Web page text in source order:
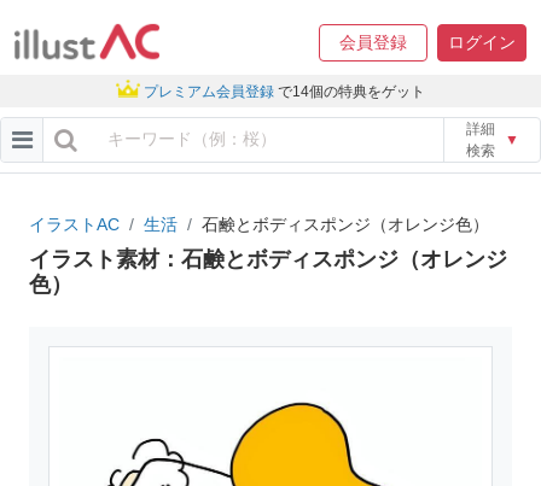
会員登録 ログイン
プレミアム会員登録 で14個の特典をゲット
詳細
検索
▼
イラストAC 生活 石鹸とボディスポンジ（オレンジ色）
イラスト素材：石鹸とボディスポンジ（オレンジ
色）